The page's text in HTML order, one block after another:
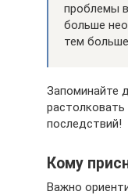
проблемы
больше
тем
Запоминайте
последствий!
Кому
Важно